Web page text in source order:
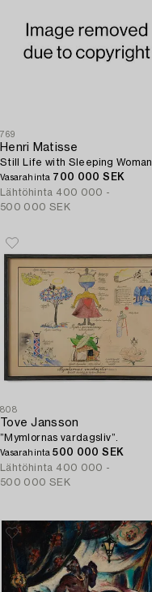
769
Henri Matisse
Still Life with Sleeping Woman.
Vasarahinta 700 000 SEK
Lähtöhinta 400 000 -
500 000 SEK
808
Tove Jansson
”Mymlornas vardagsliv”.
Vasarahinta500 000 SEK
Lähtöhinta 400 000 -
500 000 SEK